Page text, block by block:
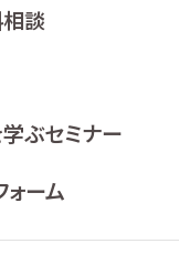
の同意を得た場合及び
お客様の個人情報を取
、各種情報提供を行うた
れらに付帯・関連する商
り扱う生命保険、損害
相談
ぶセミナー
ォーム